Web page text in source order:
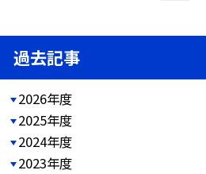
過去記事
2026年度
2025年度
2024年度
2023年度